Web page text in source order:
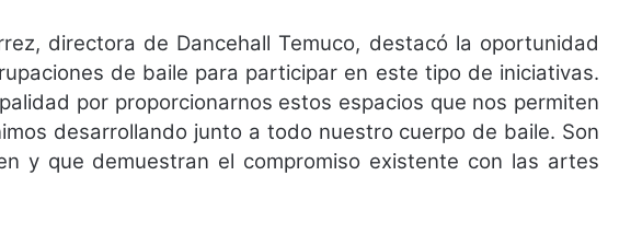
directora de Dancehall Temuco, destacó la oportunidad
de baile para participar en este tipo de iniciativas.
por proporcionarnos estos espacios que nos permiten
desarrollando junto a todo nuestro cuerpo de baile. Son
y que demuestran el compromiso existente con las artes